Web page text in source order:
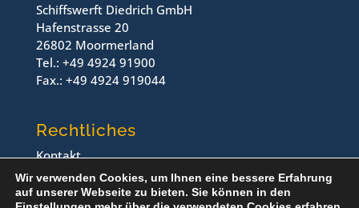
Schiffswerft Diedrich GmbH
Hafenstrasse 20
26802 Moormerland
Tel.: +49 4924 91900
Fax.: +49 4924 919044
Rechtliches
Kontakt
Impressum
Datenschutz
Wir verwenden Cookies, um Ihnen eine bessere Erfahrung
auf unserer Webseite zu bieten. Sie können in den